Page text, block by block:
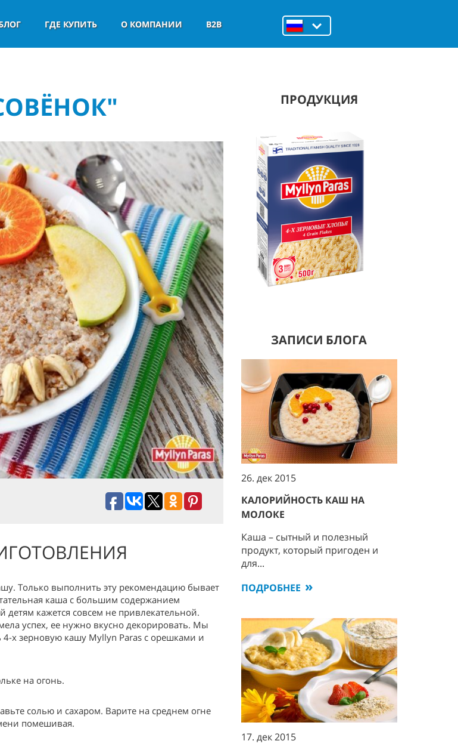
ГДЕ КУПИТЬ О КОМПАНИИ B2B
Только выполнить эту рекомендацию бывает
каша с большим содержанием
детям кажется совсем не привлекательной.
успех, ее нужно вкусно декорировать. Мы
4-х зерновую кашу Myllyn Paras с орешками и
на огонь.
солью и сахаром. Варите на среднем огне
помешивая.
ПРОДУКЦИЯ
ЗАПИСИ БЛОГА
26. дек 2015
КАЛОРИЙНОСТЬ КАШ НА
МОЛОКЕ
Каша – сытный и полезный
продукт, который пригоден и
для...
ПОДРОБНЕЕ
17. дек 2015